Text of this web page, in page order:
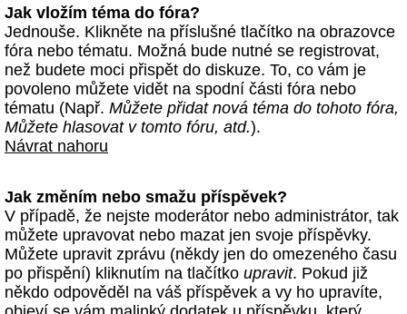
Jak vložím téma do fóra?
Jednouše. Klikněte na příslušné tlačítko na obrazovce
fóra nebo tématu. Možná bude nutné se registrovat,
než budete moci přispět do diskuze. To, co vám je
povoleno můžete vidět na spodní části fóra nebo
tématu (Např. Můžete přidat nová téma do tohoto fóra,
Můžete hlasovat v tomto fóru, atd.).
Návrat nahoru
Jak změním nebo smažu příspěvek?
V případě, že nejste moderátor nebo administrátor, tak
můžete upravovat nebo mazat jen svoje příspěvky.
Můžete upravit zprávu (někdy jen do omezeného času
po přispění) kliknutím na tlačítko upravit. Pokud již
někdo odpověděl na váš příspěvek a vy ho upravíte,